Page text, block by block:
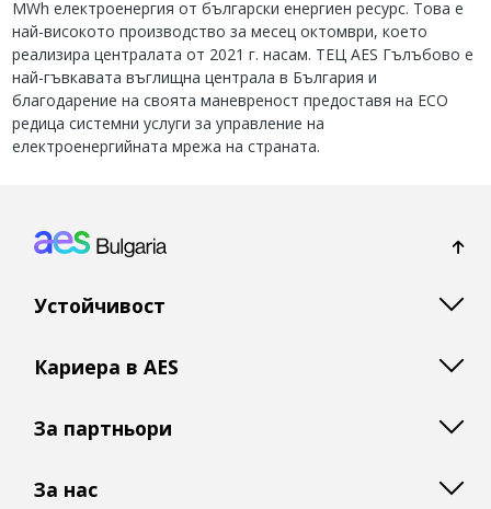
MWh електроенергия от български енергиен ресурс. Това е
най-високото производство за месец октомври, което
реализира централата от 2021 г. насам. ТЕЦ AES Гълъбово е
най-гъвкавата въглищна централа в България и
благодарение на своята маневреност предоставя на ЕСО
редица системни услуги за управление на
електроенергийната мрежа на страната.
Footer: Bulgaria
Устойчивост
Кариера в AES
За партньори
За нас